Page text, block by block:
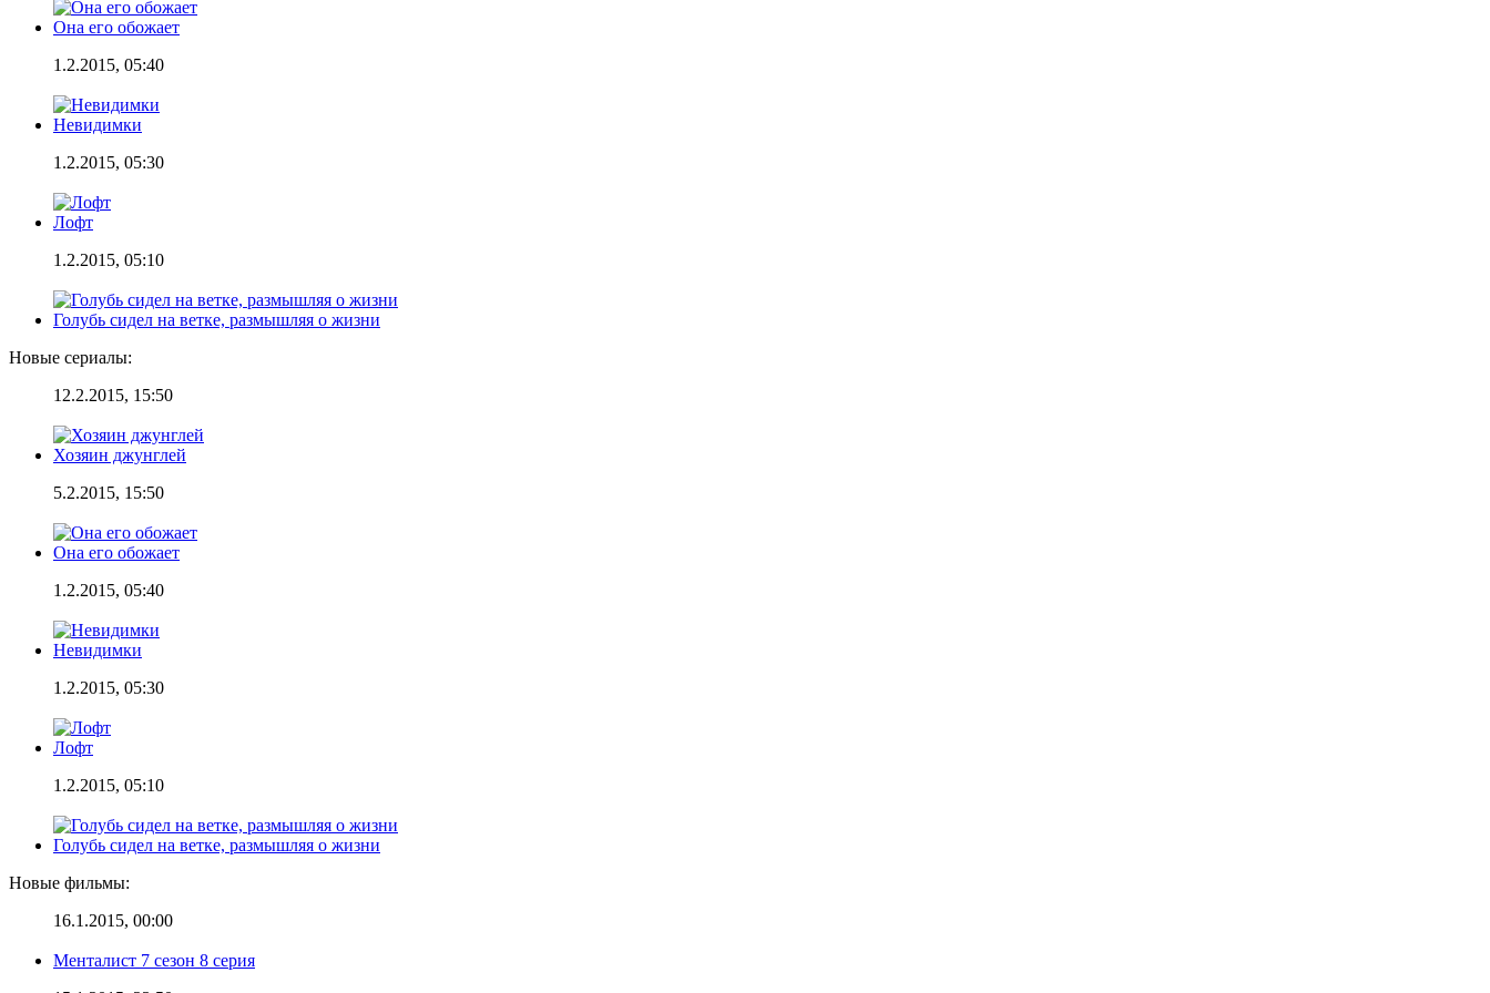
Она его обожает
1.2.2015, 05:40
Невидимки
1.2.2015, 05:30
Лофт
1.2.2015, 05:10
Голубь сидел на ветке, размышляя о жизни
Новые сериалы:
12.2.2015, 15:50
Хозяин джунглей
5.2.2015, 15:50
Она его обожает
1.2.2015, 05:40
Невидимки
1.2.2015, 05:30
Лофт
1.2.2015, 05:10
Голубь сидел на ветке, размышляя о жизни
Новые фильмы:
16.1.2015, 00:00
Менталист 7 сезон 8 серия